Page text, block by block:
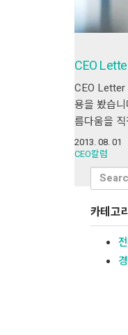
CEO
CEO Letter
용을 봤습
름다움을
2013. 08. 01
CEO칼럼
Search
for:
카테고